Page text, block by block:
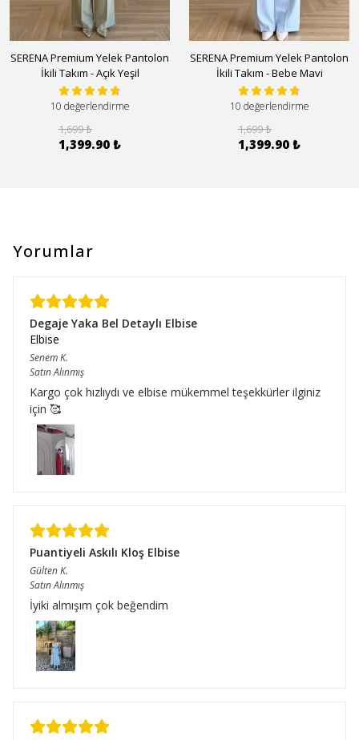
SERENA Premium Yelek Pantolon
İkili Takım - Açık Yeşil
10 değerlendirme
1,699 ₺
1,399.90 ₺
SERENA Premium Yelek Pantolon
İkili Takım - Bebe Mavi
10 değerlendirme
1,699 ₺
1,399.90 ₺
Yorumlar
Degaje Yaka Bel Detaylı Elbise
Elbise
SenemK.
Satın Alınmış
Kargo çok hızlıydı ve elbise mükemmel teşekkürler ilginiz
için 🥰
Puantiyeli Askılı Kloş Elbise
GültenK.
Satın Alınmış
İyiki almışım çok beğendim